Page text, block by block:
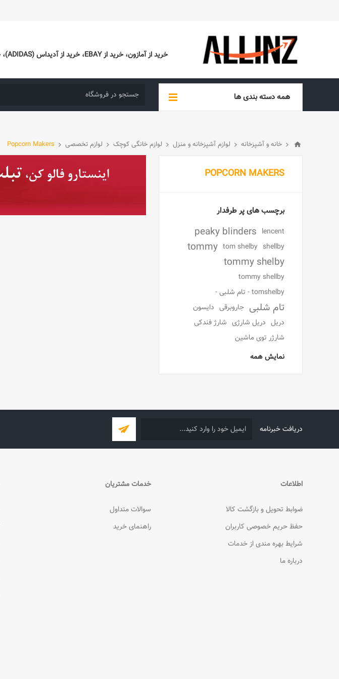
خرید از آمازون، خرید از EBAY، خرید از آدیداس (ADIDAS)، خرید از سایتهای خارجی
همه دسته بندی ها
خانه و آشپزخانه لوازم آشپزخانه و منزل لوازم خانگی کوچک لوازم تخصصی Popcorn Makers
POPCORN MAKERS
برچسب های پر طرفدار
lencent
peaky blinders
shellby
tom shelby
tommy
tommy shelby
tommy shellby
tomshelby - تام شلبی -
تام شلبی جاروبرقی دایسون
دریل دریل شارژی شارژ فندکی
شارژر توی ماشین
نمایش همه
دریافت خبرنامه
اطلاعات
ضوابط تحویل و بازگشت کالا
حفظ حریم خصوصی کاربران
شرایط بهره مندی از خدمات
درباره ما
خدمات مشتریان
سوالات متداول
راهنمای خرید